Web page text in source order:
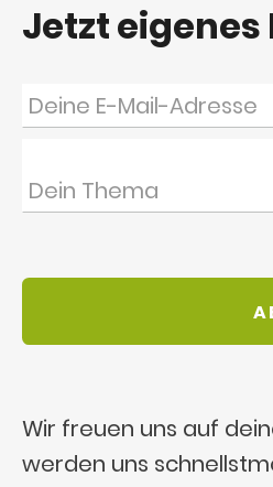
Jetzt
Wir freuen uns auf
werden uns